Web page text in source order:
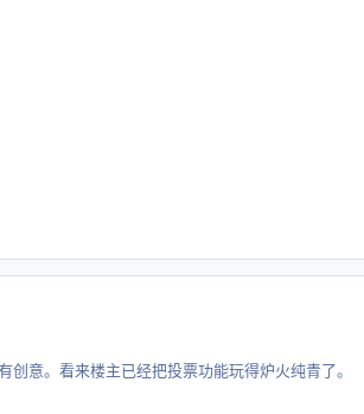
意。看来楼主已经把投票功能玩得炉火纯青了。